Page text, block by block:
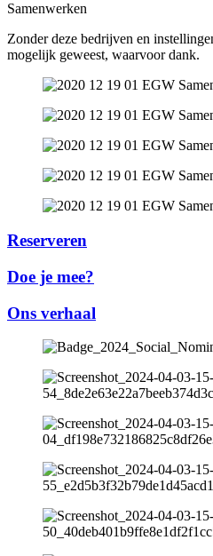
Samenwerken
Zonder deze bedrijven en
mogelijk geweest, waarvoor dank.
Reserveren
Doe je mee?
Ons verhaal